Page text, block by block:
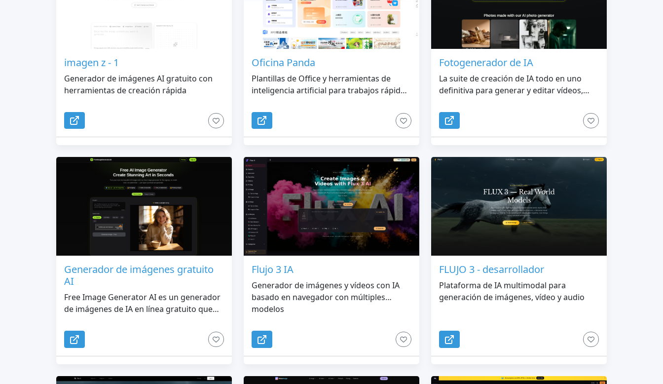
imagen z - 1
Generador de imágenes AI gratuito con
herramientas de creación rápida
Oficina Panda
Plantillas de Office y herramientas de
inteligencia artificial para trabajos rápidos
Fotogenerador de IA
La suite de creación de IA todo en uno
definitiva para generar y editar vídeos,
Generador de imágenes gratuito
AI
Free Image Generator AI es un generador
de imágenes de IA en línea gratuito que
y transforma fotos existentes con IA, sin
necesidad de registrarse. Admite múltiples
modelos, incluidos Flux, Seedream, Nano
gratuitos.
Flujo 3 IA
Generador de imágenes y vídeos con IA
basado en navegador con múltiples
modelos
FLUJO 3 - desarrollador
Plataforma de IA multimodal para
generación de imágenes, vídeo y audio